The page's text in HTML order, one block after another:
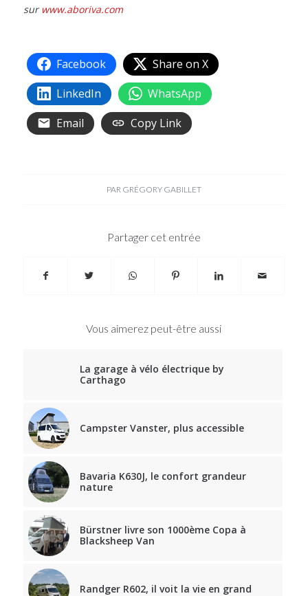
sur www.aboriva.com
Facebook
Share on X
LinkedIn
WhatsApp
Email
Copy Link
PAR GRÉGORY GABILLET
Partager cet entrée
Vous aimerez peut-être aussi
La garage à vélo électrique by
Carthago
Campster Vanster, plus accessible
Bavaria K630J, le confort grandeur
nature
Bürstner livre son 1000ème Copa à
Blacksheep Van
Randger R602, il voit la vie en grand